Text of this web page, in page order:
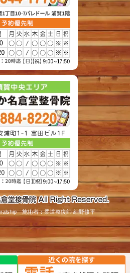
施術者：柔道整復師 細野修平